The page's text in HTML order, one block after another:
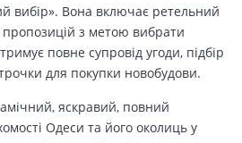
вибір». Вона включає ретельний
пропозицій з метою вибрати
повне супровід угоди, підбір
для покупки новобудови.
яскравий, повний
Одеси та його околиць у